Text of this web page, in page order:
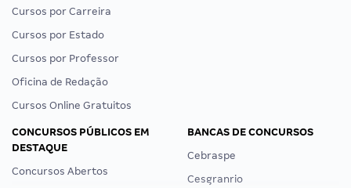
Cursos por Carreira
Cursos por Estado
Cursos por Professor
Oficina de Redação
Cursos Online Gratuitos
CONCURSOS PÚBLICOS EM
DESTAQUE
Concursos Abertos
BANCAS DE CONCURSOS
Cebraspe
Cesgranrio